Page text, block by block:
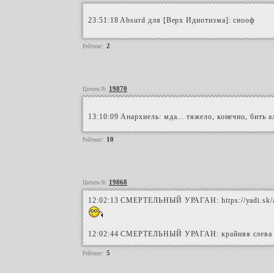
23:51:18 Absurd для [Верх Идиотизма]: снооф
Рейтинг: 2
Цитата № 19870
13:10:09 Анархиель: мда... тяжело, конечно, бить
Рейтинг: 10
Цитата № 19868
12:02:13 СМЕРТЕЛЬНЫЙ УРАГАН: https://yadi.sk/a/
12:02:44 СМЕРТЕЛЬНЫЙ УРАГАН: крайняя
Рейтинг: 5